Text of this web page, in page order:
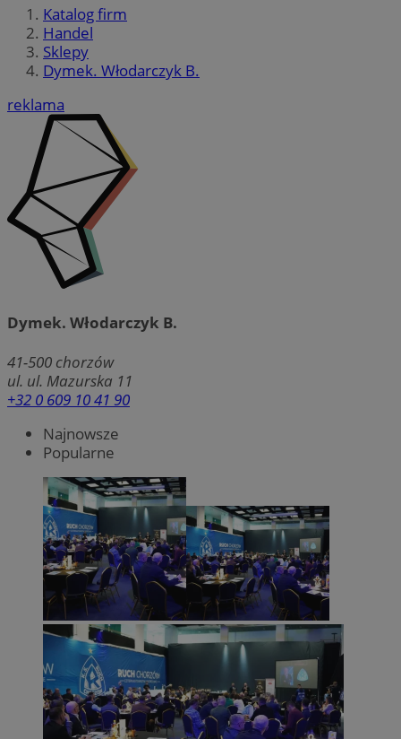
Katalog firm
Handel
Sklepy
Dymek. Włodarczyk B.
reklama
Dymek. Włodarczyk B.
41-500 chorzów
ul. ul. Mazurska 11
+32 0 609 10 41 90
Najnowsze
Popularne